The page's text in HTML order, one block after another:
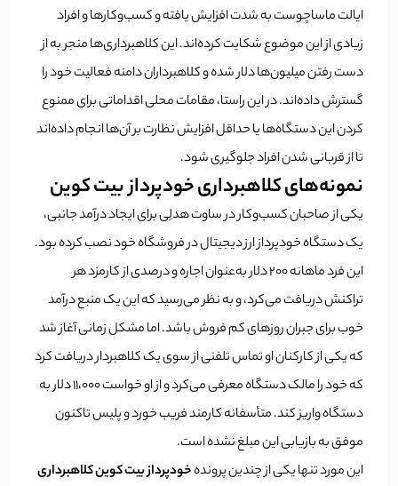
ایالت ماساچوست به شدت افزایش یافته و کسب‌وکارها و افراد
زیادی از این موضوع شکایت کرده‌اند. این کلاهبرداری‌ها منجر به از
دست رفتن میلیون‌ها دلار شده و کلاهبرداران دامنه فعالیت خود را
گسترش داده‌اند. در این راستا، مقامات محلی اقداماتی برای ممنوع
کردن این دستگاه‌ها یا حداقل افزایش نظارت بر آن‌ها انجام داده‌اند
تا از قربانی شدن افراد جلوگیری شود.
نمونه‌های کلاهبرداری خودپرداز بیت کوین
یکی از صاحبان کسب‌وکار در ساوت هدلِی برای ایجاد درآمد جانبی،
یک دستگاه خودپرداز ارز دیجیتال در فروشگاه خود نصب کرده بود.
این فرد ماهانه ۲۰۰ دلار به‌عنوان اجاره و درصدی از کارمزد هر
تراکنش دریافت می‌کرد، و به نظر می‌رسید که این یک منبع درآمد
خوب برای جبران روزهای کم فروش باشد. اما مشکل زمانی آغاز شد
که یکی از کارکنان او تماس تلفنی از سوی یک کلاهبردار دریافت کرد
که خود را مالک دستگاه معرفی می‌کرد و از او خواست ۱۱،۰۰۰ دلار به
دستگاه واریز کند. متأسفانه کارمند فریب خورد و پلیس تاکنون
موفق به بازیابی این مبلغ نشده است.
این مورد تنها یکی از چندین پروندهخودپرداز بیت کوین کلاهبرداری